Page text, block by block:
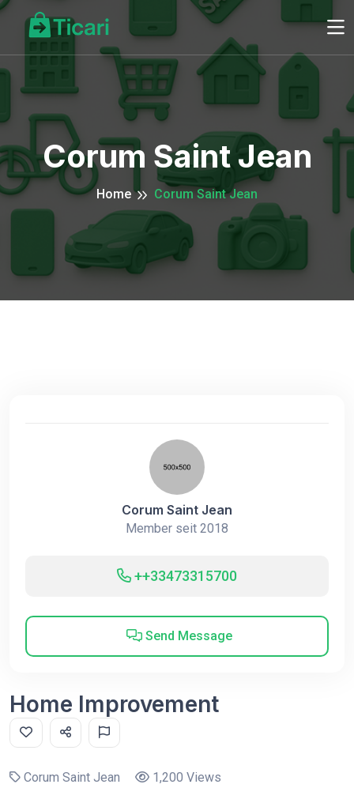
Corum Saint Jean
Home Corum Saint Jean
Corum Saint Jean
Member seit 2018
++33473315700
Send Message
Home Improvement
Corum Saint Jean
1,200 Views